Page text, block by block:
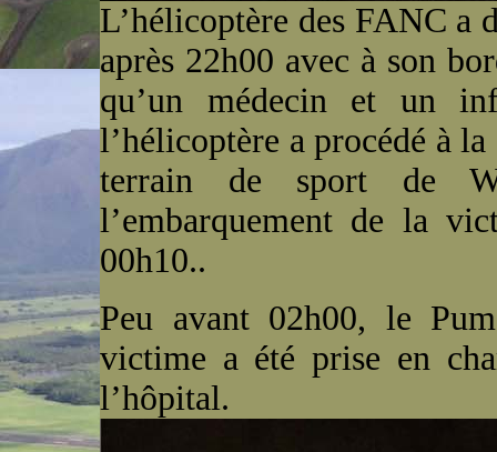
L’hélicoptère des FANC a
après 22h00 avec à son
qu’un médecin et un
l’hélicoptère a procédé à
terrain de sport de
l’embarquement de la
00h10..
Peu avant 02h00, le
victime a été prise en
l’hôpital.